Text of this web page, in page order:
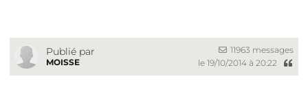
Publié par
MOISSE
11963 messages
le 19/10/2014 à 20:22